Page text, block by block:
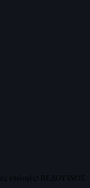
επιλογές! ΒΕΔΟΥΙΝΟΣ